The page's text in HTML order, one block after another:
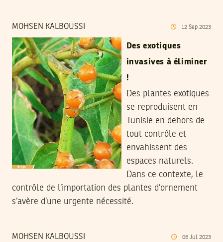
MOHSEN KALBOUSSI 12 Sep 2023
Des exotiques
invasives à éliminer
!
Des plantes exotiques
se reproduisent en
Tunisie en dehors de
tout contrôle et
envahissent des
espaces naturels.
Dans ce contexte, le
contrôle de l’importation des plantes d’ornement
s’avère d’une urgente nécessité.
MOHSEN KALBOUSSI 06 Jul 2023